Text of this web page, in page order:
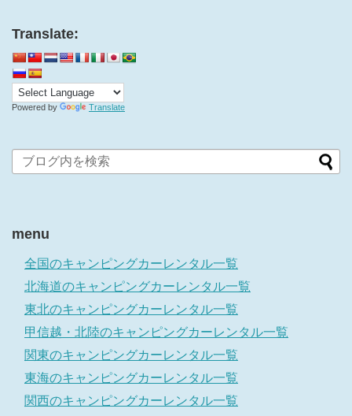
Translate:
Powered by Translate
menu
全国のキャンピングカーレンタル一覧
北海道のキャンピングカーレンタル一覧
東北のキャンピングカーレンタル一覧
甲信越・北陸のキャンピングカーレンタル一覧
関東のキャンピングカーレンタル一覧
東海のキャンピングカーレンタル一覧
関西のキャンピングカーレンタル一覧